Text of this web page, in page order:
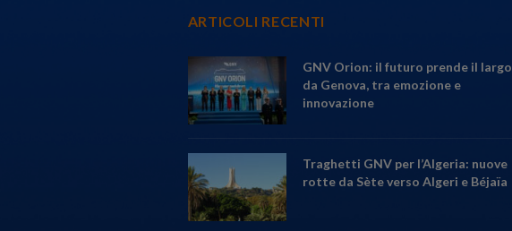
ARTICOLI RECENTI
GNV Orion: il futuro prende il largo
da Genova, tra emozione e
innovazione
Traghetti GNV per l’Algeria: nuove
rotte da Sète verso Algeri e Béjaïa